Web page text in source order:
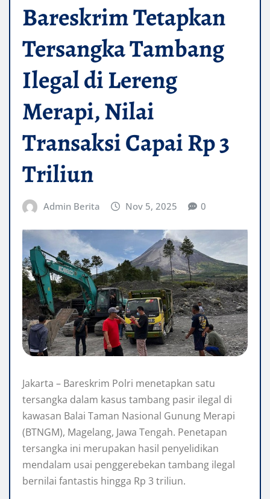
Bareskrim Tetapkan
Tersangka Tambang
Ilegal di Lereng
Merapi, Nilai
Transaksi Capai Rp 3
Triliun
Admin Berita Nov 5, 2025 0
Jakarta – Bareskrim Polri menetapkan satu
tersangka dalam kasus tambang pasir ilegal di
kawasan Balai Taman Nasional Gunung Merapi
(BTNGM), Magelang, Jawa Tengah. Penetapan
tersangka ini merupakan hasil penyelidikan
mendalam usai penggerebekan tambang ilegal
bernilai fantastis hingga Rp 3 triliun.